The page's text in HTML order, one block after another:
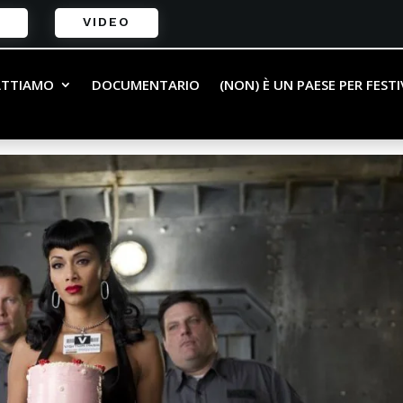
VIDEO
DOCUMENTARIO (NON) È UN PAESE PER